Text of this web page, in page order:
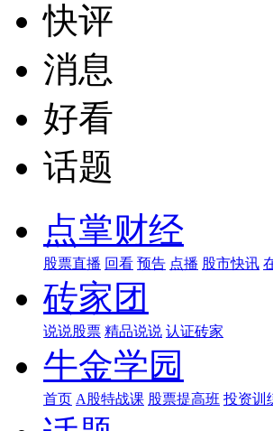
快评
消息
好看
话题
点掌财经
股票直播 回看 预告 点播 股市快讯
砖家团
说说股票 精品说说 认证砖家
牛金学园
首页 A股特战课 股票提高班 投资训